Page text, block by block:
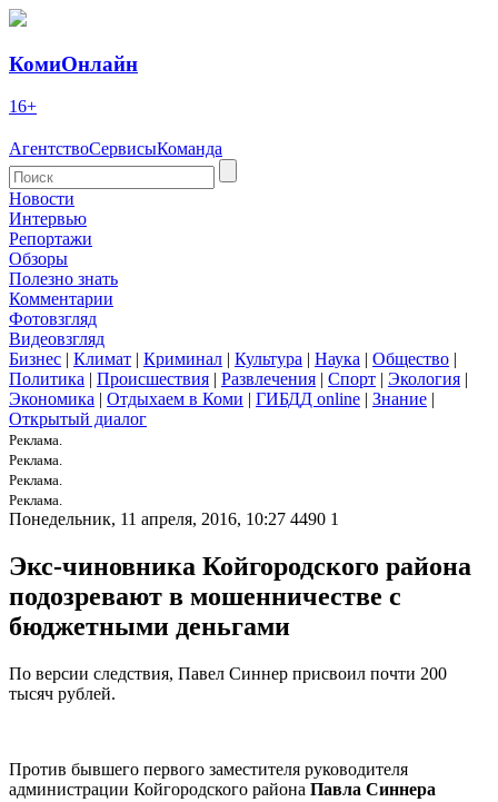
КомиОнлайн
16+
АгентствоСервисыКоманда
Новости
Интервью
Репортажи
Обзоры
Полезно знать
Комментарии
Фотовзгляд
Видеовзгляд
Бизнес | Климат | Криминал | Культура | Наука | Общество |
Политика | Происшествия | Развлечения | Спорт | Экология |
Экономика | Отдыхаем в Коми | ГИБДД online | Знание |
Открытый диалог
Реклама.
Реклама.
Реклама.
Реклама.
Понедельник, 11 апреля, 2016, 10:27 4490 1
Экс-чиновника Койгородского района
подозревают в мошенничестве с
бюджетными деньгами
По версии следствия, Павел Синнер присвоил почти 200
тысяч рублей.
Против бывшего первого заместителя руководителя
администрации Койгородского района Павла Синнера